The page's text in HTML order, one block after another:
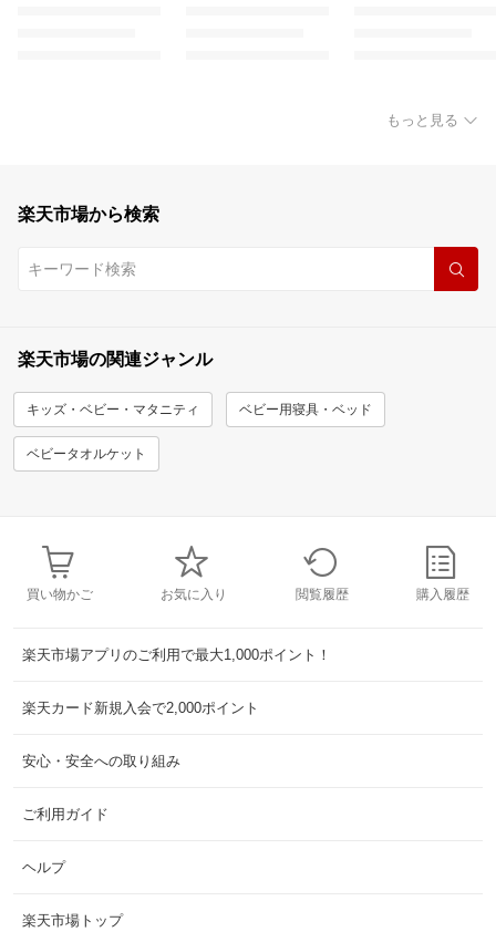
もっと見る
楽天市場から検索
楽天市場の関連ジャンル
キッズ・ベビー・マタニティ ベビー用寝具・ベッド
ベビータオルケット
買い物かご お気に入り 閲覧履歴 購入履歴
楽天市場アプリのご利用で最大1,000ポイント！
楽天カード新規入会で2,000ポイント
安心・安全への取り組み
ご利用ガイド
ヘルプ
楽天市場トップ